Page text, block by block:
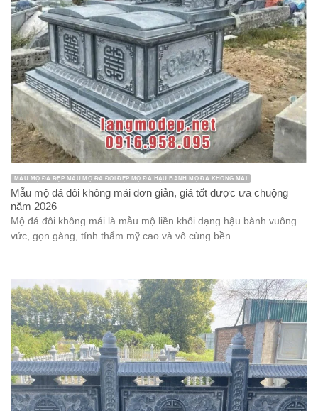
MẪU MỘ ĐÁ ĐẸP MẪU MỘ ĐÁ ĐÔI ĐẸP MỘ ĐÁ HẬU BÀNH MỘ ĐÁ KHÔNG MÁI
Mẫu mộ đá đôi không mái đơn giản, giá tốt được ưa chuộng
năm 2026
Mộ đá đôi không mái là mẫu mộ liền khối dạng hậu bành vuông
vức, gọn gàng, tính thẩm mỹ cao và vô cùng bền ...